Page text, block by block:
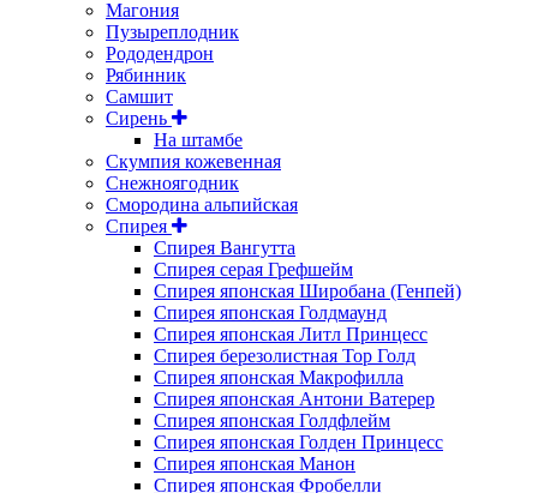
Магония
Пузыреплодник
Рододендрон
Рябинник
Самшит
Сирень
На штамбе
Скумпия кожевенная
Снежноягодник
Смородина альпийская
Спирея
Спирея Вангутта
Спирея серая Грефшейм
Спирея японская Широбана (Генпей)
Спирея японская Голдмаунд
Спирея японская Литл Принцесс
Спирея березолистная Тор Голд
Спирея японская Макрофилла
Спирея японская Антони Ватерер
Спирея японская Голдфлейм
Спирея японская Голден Принцесс
Спирея японская Манон
Спирея японская Фробелли